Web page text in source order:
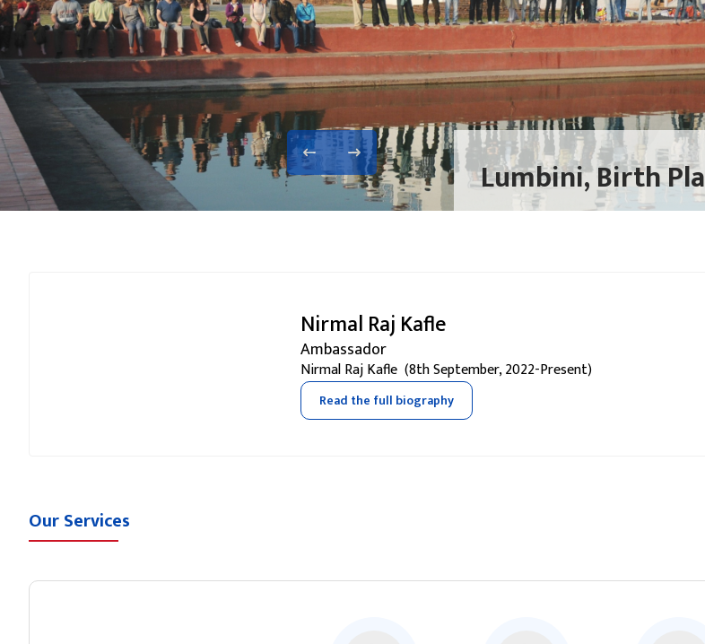
Sauraha, Chitwan
Nirmal Raj Kafle
Ambassador
Nirmal Raj Kafle (8th September, 2022-Present)
Read the full biography
Our Services